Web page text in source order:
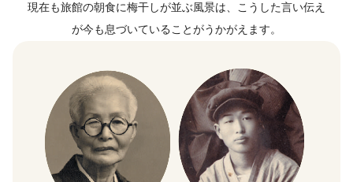
現在も旅館の朝食に梅干しが並ぶ風景は、こうした言い伝え
が今も息づいていることがうかがえます。